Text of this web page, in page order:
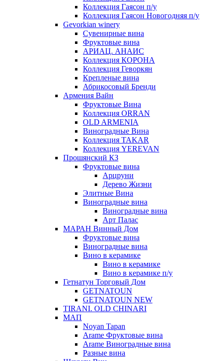
Коллекция Гаясон п/у
Коллекция Гаясон Новогодняя п/у
Gevorkian winery
Сувенирные вина
Фруктовые вина
АРИАЦ. АНАИС
Коллекция КОРОНА
Коллекция Геворкян
Крепленые вина
Абрикосовый Бренди
Армения Вайн
Фруктовые Вина
Коллекция ORRAN
OLD ARMENIA
Виноградные Вина
Коллекция TAKAR
Коллекция YEREVAN
Прошянский КЗ
Фруктовые вина
Арцруни
Дерево Жизни
Элитные Вина
Виноградные вина
Виноградные вина
Арт Палас
МАРАН Винный Дом
Фруктовые вина
Виноградные вина
Вино в керамике
Вино в керамике
Вино в керамике п/у
Гетнатун Торговый Дом
GETNATOUN
GETNATOUN NEW
TIRANI. OLD CHINARI
МАП
Noyan Tapan
Arame Фруктовые вина
Arame Виноградные вина
Разные вина